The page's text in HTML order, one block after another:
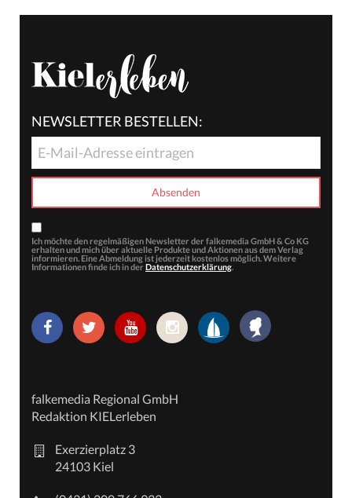
NEWSLETTER BESTELLEN:
Ich möchte den regelmäßigen Newsletter der falkemedia GmbH & Co KG
erhalten und mich über aktuelle Produkte und Aktionen aus dem Verlag
informieren. Eine Abmeldung ist jederzeit kostenlos möglich. Weitere
Informationen finde ich in der Datenschutzerklärung.
falkemedia Regional GmbH
Redaktion KIELerleben
Exerzierplatz 3
24103 Kiel